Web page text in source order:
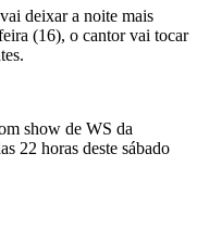
deixar a noite mais
(16), o cantor vai tocar
show de WS da
22 horas deste sábado